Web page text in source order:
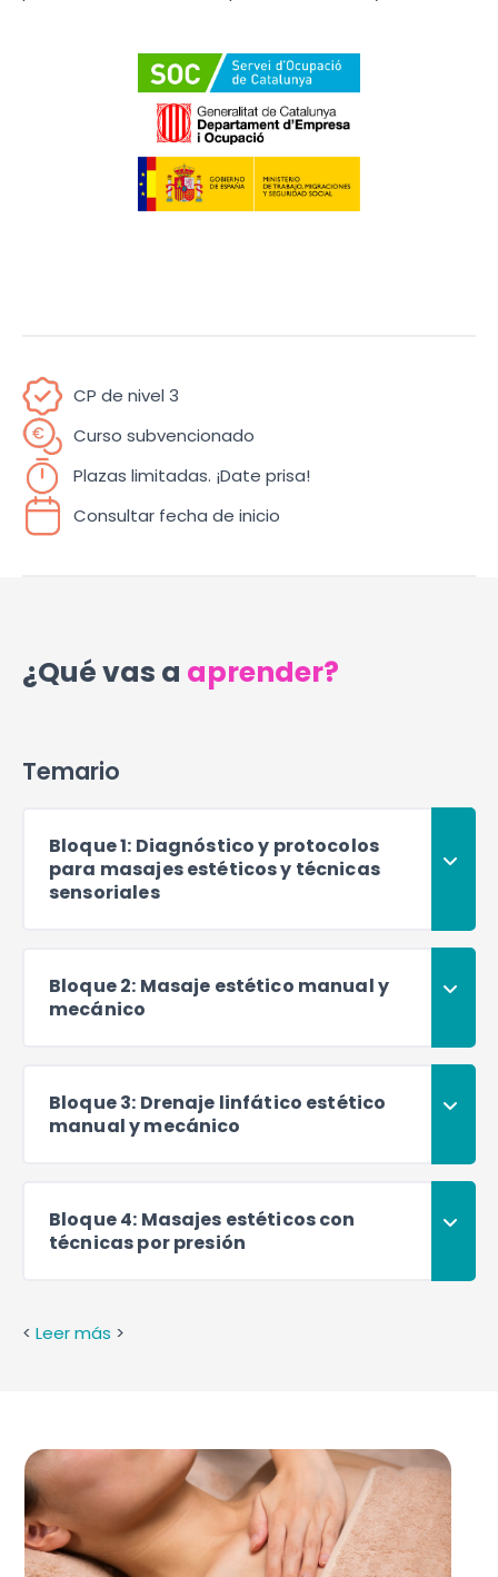
CP de nivel 3
Curso subvencionado
Plazas limitadas. ¡Date prisa!
Consultar fecha de inicio
¿Qué vas a aprender?
Temario
Bloque 1: Diagnóstico y protocolos
para masajes estéticos y técnicas
sensoriales
Bloque 2: Masaje estético manual y
mecánico
Bloque 3: Drenaje linfático estético
manual y mecánico
Bloque 4: Masajes estéticos con
técnicas por presión
< Leer más >